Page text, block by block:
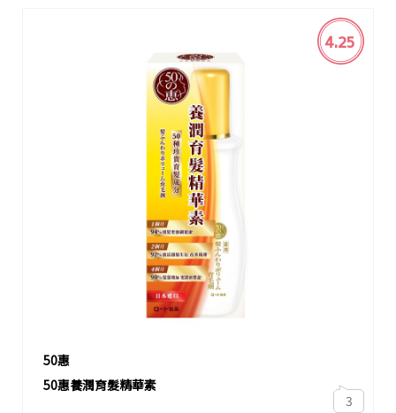
50惠
50惠養潤育髮精華素
4.25
3